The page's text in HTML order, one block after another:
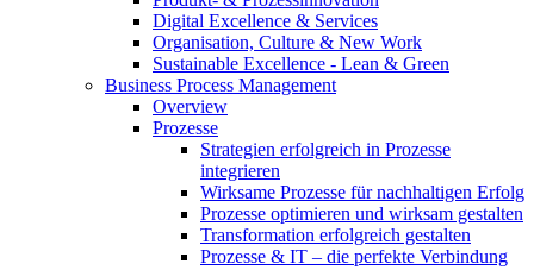
Digital Excellence & Services
Organisation, Culture & New Work
Sustainable Excellence - Lean & Green
Business Process Management
Overview
Prozesse
Strategien erfolgreich in Prozesse
integrieren
Wirksame Prozesse für nachhaltigen Erfolg​
Prozesse optimieren und wirksam gestalten
Transformation erfolgreich gestalten
Prozesse & IT – die perfekte Verbindung